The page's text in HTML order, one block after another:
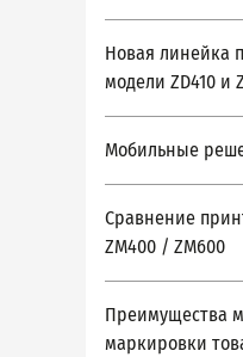
Новая линейка
модели ZD410 и
Мобильные
Сравнение
ZM400 / ZM600
Преимущества
маркировки